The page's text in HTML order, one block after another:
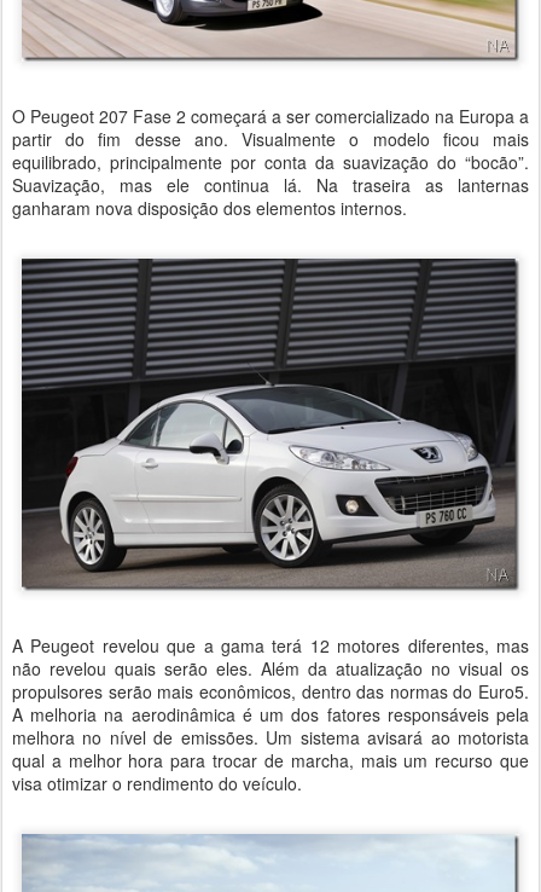
O Peugeot 207 Fase 2 começará a ser comercializado na Europa a
partir do fim desse ano. Visualmente o modelo ficou mais
equilibrado, principalmente por conta da suavização do “bocão”.
Suavização, mas ele continua lá. Na traseira as lanternas
ganharam nova disposição dos elementos internos.
A Peugeot revelou que a gama terá 12 motores diferentes, mas
não revelou quais serão eles. Além da atualização no visual os
propulsores serão mais econômicos, dentro das normas do Euro5.
A melhoria na aerodinâmica é um dos fatores responsáveis pela
melhora no nível de emissões. Um sistema avisará ao motorista
qual a melhor hora para trocar de marcha, mais um recurso que
visa otimizar o rendimento do veículo.